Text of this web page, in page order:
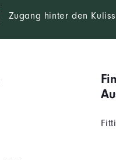
Zugang hinter den